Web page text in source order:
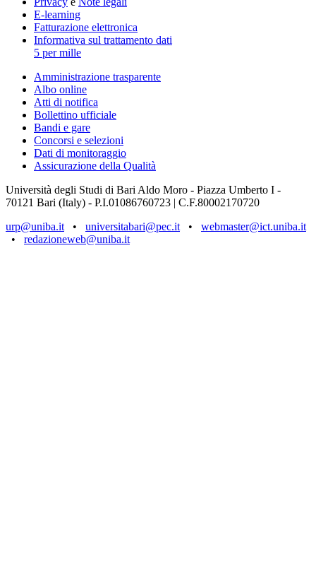
E-learning
Fatturazione elettronica
Informativa sul trattamento dati
5 per mille
Amministrazione trasparente
Albo online
Atti di notifica
Bollettino ufficiale
Bandi e gare
Concorsi e selezioni
Dati di monitoraggio
Assicurazione della Qualità
Università degli Studi di Bari Aldo Moro - Piazza Umberto I -
70121 Bari (Italy) - P.I.01086760723 | C.F.80002170720
urp@uniba.it • universitabari@pec.it • webmaster@ict.uniba.it
• redazioneweb@uniba.it